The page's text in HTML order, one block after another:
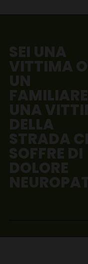
SEI UNA
VITTIMA O
UN
UNA
DELLA
STRADA
SOFFRE DI
DOLORE